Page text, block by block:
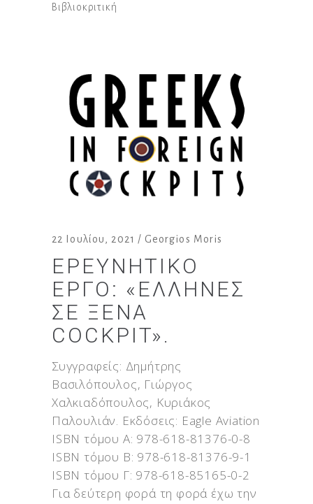
Βιβλιοκριτική
22 Ιουλίου, 2021 Georgios Moris
ΕΡΕΥΝΗΤΙΚΌ
ΈΡΓΟ: «ΈΛΛΗΝΕΣ
ΣΕ ΞΈΝΑ
COCKPIT».
Συγγραφείς: Δημήτρης
Βασιλόπουλος, Γιώργος
Χαλκιαδόπουλος, Κυριάκος
Παλουλιάν. Εκδόσεις: Eagle Aviation
ISBN τόμου Α: 978-618-81376-0-8
ISBN τόμου Β: 978-618-81376-9-1
ISBN τόμου Γ: 978-618-85165-0-2
Για δεύτερη φορά τη φορά έχω την